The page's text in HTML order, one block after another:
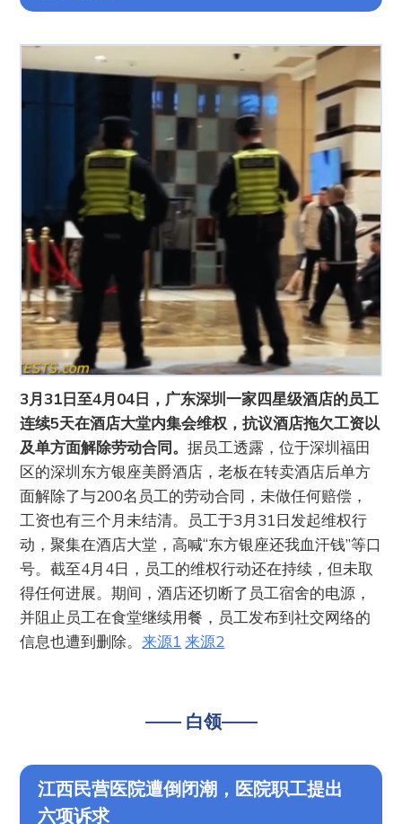
3月31日至4月04日，广东深圳一家四星级酒店的员工
连续5天在酒店大堂内集会维权，抗议酒店拖欠工资以
及单方面解除劳动合同。据员工透露，位于深圳福田
区的深圳东方银座美爵酒店，老板在转卖酒店后单方
面解除了与200名员工的劳动合同，未做任何赔偿，
工资也有三个月未结清。员工于3月31日发起维权行
动，聚集在酒店大堂，高喊“东方银座还我血汗钱”等口
号。截至4月4日，员工的维权行动还在持续，但未取
得任何进展。期间，酒店还切断了员工宿舍的电源，
并阻止员工在食堂继续用餐，员工发布到社交网络的
信息也遭到删除。来源1 来源2
—— 白领——
江西民营医院遭倒闭潮，医院职工提出
六项诉求